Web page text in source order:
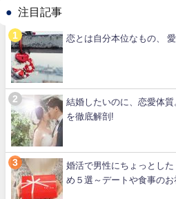
注目記事
恋とは自分本位なもの、
結婚したいのに、恋愛体
を徹底解剖!
婚活で男性にちょっとし
め５選～デートや食事の